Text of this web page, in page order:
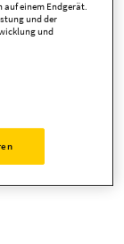
MwSt.
einem Endgerät.
und der
und